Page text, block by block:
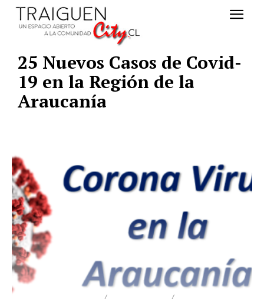
25 Nuevos Casos de Covid-
19 en la Región de la
Araucanía